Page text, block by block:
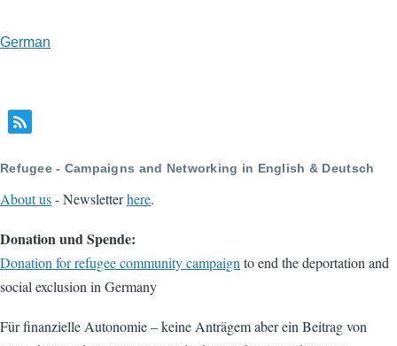
German
Refugee - Campaigns and Networking in English & Deutsch
About us- Newsletterhere.
Donation und Spende:
Donation for refugee community campaign to end the deportation and
social exclusion in Germany
Für finanzielle Autonomie – keine Anträgem aber ein Beitrag von